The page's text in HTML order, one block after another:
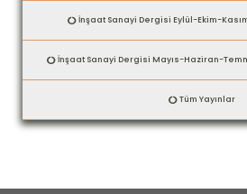
İnşaat Sanayi Dergisi Eylül-Ekim-
İnşaat Sanayi Dergisi Mayıs-Haziran-
Tüm Yayınlar